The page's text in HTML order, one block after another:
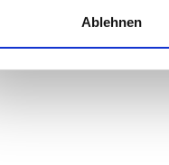
die Zugriffe auf unsere
Ablehnen